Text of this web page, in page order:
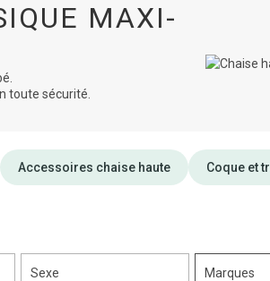
MAXI-
toute sécurité.
Accessoires chaise haute Coque et
Sexe Marques